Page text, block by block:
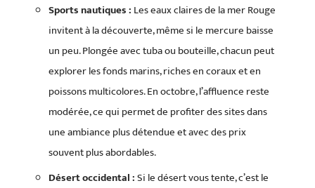
Sports nautiques : Les eaux claires de la mer Rouge
invitent à la découverte, même si le mercure baisse
un peu. Plongée avec tuba ou bouteille, chacun peut
explorer les fonds marins, riches en coraux et en
poissons multicolores. En octobre, l’affluence reste
modérée, ce qui permet de profiter des sites dans
une ambiance plus détendue et avec des prix
souvent plus abordables.
Désert occidental :Si le désert vous tente, c’est le